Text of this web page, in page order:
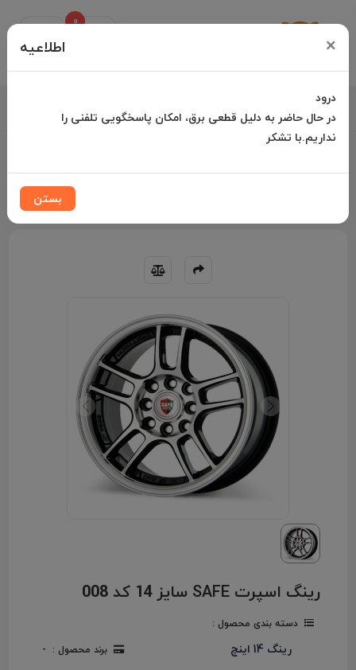
Uz
0
021-35000042 |
پاسخگویی تلفنی شنبه تا چهارشنبه از 10:00 الی ۱۵:30 پنجشنبه تا 13:00
× اطلاعیه
درود
در حال حاضر به دلیل قطعی برق، امکان پاسخگویی تلفنی را
نداریم.با تشکر
بستن
رینگ اسپرت SAFE سایز 14 کد 008
دسته بندی محصول :
رینگ 14 اینچ برند محصول : -